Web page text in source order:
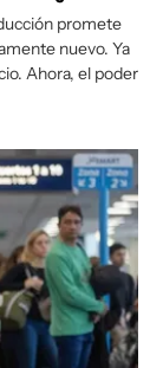
promete
nuevo. Ya
Ahora, el poder